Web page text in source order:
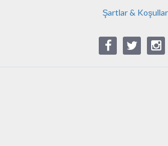
Şartlar & Koşullar